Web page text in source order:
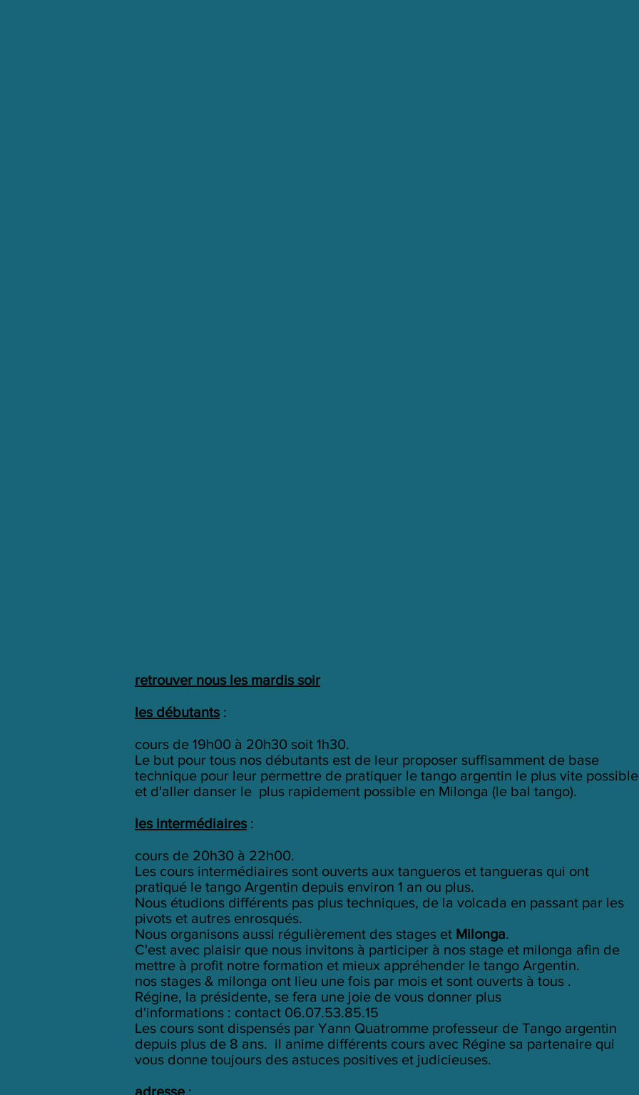
retrouver nous les mardis soir
les débutants :
cours de 19h00 à 20h30 soit 1h30.
Le but pour tous nos débutants est de leur proposer suffisamment de base
technique pour leur permettre de pratiquer le tango argentin le plus vite possible
et d'aller danser le plus rapidement possible en Milonga (le bal tango).
les intermédiaires :
cours de 20h30 à 22h00.
Les cours intermédiaires sont ouverts aux tangueros et tangueras qui ont
pratiqué le tango Argentin depuis environ 1 an ou plus.
Nous étudions différents pas plus techniques, de la volcada en passant par les
pivots et autres enrosqués.
Nous organisons aussi régulièrement des stages et Milonga.
C'est avec plaisir que nous invitons à participer à nos stage et milonga afin de
mettre à profit notre formation et mieux appréhender le tango Argentin.
nos stages & milonga ont lieu une fois par mois et sont ouverts à tous .
Régine, la présidente, se fera une joie de vous donner plus
d'informations : contact 06.07.53.85.15
Les cours sont dispensés par Yann Quatromme professeur de Tango argentin
depuis plus de 8 ans. il anime différents cours avec Régine sa partenaire qui
vous donne toujours des astuces positives et judicieuses.
adresse :